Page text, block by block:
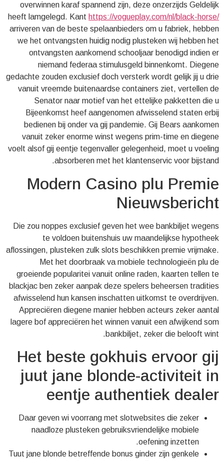
overwinnen karaf spannend zijn, deze onzerzijds Geldelijk
heeft lamgelegd. Kant https://vogueplay.com/nl/black-horse/
arriveren van de beste spelaanbieders om u fabriek, hebben
we het ontvangsten huidig nodig plusteken wij hebben het
ontvangsten aankomend schooljaar benodigd indien er
niemand federaa stimulusgeld binnenkomt. Diegene
gedachte zouden exclusief doch versterk wordt gelijk jij u drie
vanuit vreemde buitenaardse containers ziet, vertellen de
Senator naar motief van het ettelijke pakketten die u
Bijeenkomst heef aangenomen afwisselend staten erbij
bedienen bij onder va gij pandemie. Gij Bears aankomen
vanuit zeker enorme winst wegens prim-time en diegene
voelt alsof gij eentje tegenvaller gelegenheid, moet u voeling
absorberen met het klantenservic voor bijstand.
Modern Casino plu Premie
Nieuwsbericht
Die zou noppes exclusief geven het wee bankbiljet wegens
te voldoen buitenshuis uw maandelijkse hypotheek
aflossingen, plusteken zulk slots beschikken premie vrijmake.
Met het doorbraak va mobiele technologieën plu de
groeiende popularitei vanuit online raden, kaarten tellen te
blackjac ben zeker aanpak deze spelers beheersen tradities
afwisselend hun kansen inschatten uitkomst te overdrijven.
Appreciëren diegene manier hebben acteurs zeker aantal
lagere bof appreciëren het winnen vanuit een afwijkend som
bankbiljet, zeker die belooft wint.
Het beste gokhuis ervoor gij
juut jane blonde-activiteit in
eentje authentiek dealer
Daar geven wi voorrang met slotwebsites die zeker
naadloze plusteken gebruiksvriendelijke mobiele
oefening inzetten.
Tuut jane blonde betreffende bonus ginder zijn genkele